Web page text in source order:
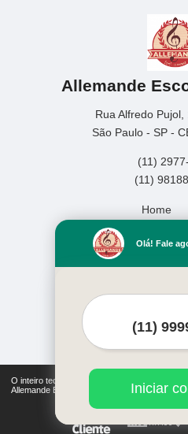
Allemande
Rua Alfredo Pujol,
São Paulo - SP -
(11)
(11)
Home
Missão
O inteiro teor deste site está sujeito à
Allemande Escola de Música (Lei 9610 de 19/
Olá! Fale
Iniciar